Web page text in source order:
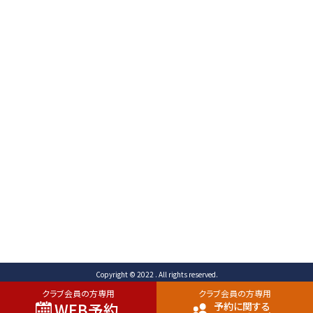
クラブ会員の方専用 クラブ会員の方専用
予約に関する
Copyright © 2022 . All rights reserved.